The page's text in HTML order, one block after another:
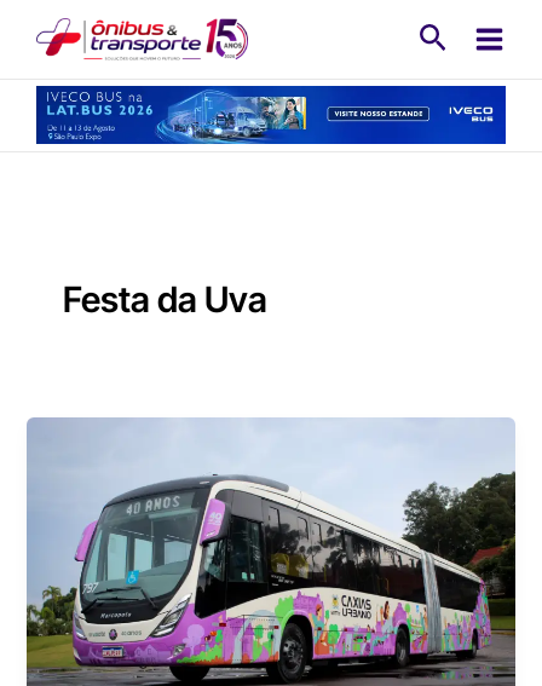
conteúdo
Festa da Uva